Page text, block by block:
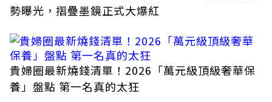
勢曝光，摺疊墨鏡正式大爆紅
貴婦圈最新燒錢清單！2026「萬元級頂級奢華保
養」盤點 第一名真的太狂